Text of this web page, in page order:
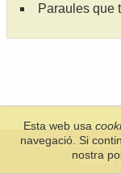
Paraules que
Secció de Llengua
Cultura
Esta web usa
navegació. Si
nostra